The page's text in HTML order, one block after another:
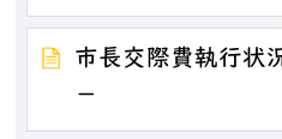
市長交際費執行状
－